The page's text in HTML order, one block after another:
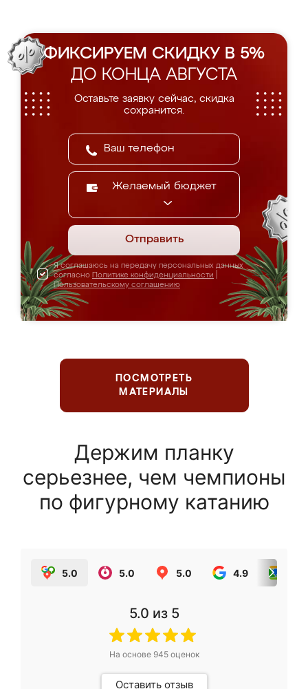
ФИКСИРУЕМ СКИДКУ В 5%
ДО КОНЦА АВГУСТА
Оставьте заявку сейчас, скидка
сохранится.
Желаемый бюджет
Отправить
Я соглашаюсь на передачу персональных данных
согласно Политике конфиденциальности
Пользовательскому соглашению
ПОСМОТРЕТЬ
МАТЕРИАЛЫ
Держим планку
серьезнее, чем чемпионы
по фигурному катанию
5.0 5.0 5.0 4.9
5.0 из 5
На основе 945оценок
Оставить отзыв